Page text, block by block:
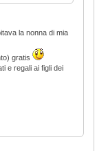
la nonna di mia
gratis
e regali ai figli dei